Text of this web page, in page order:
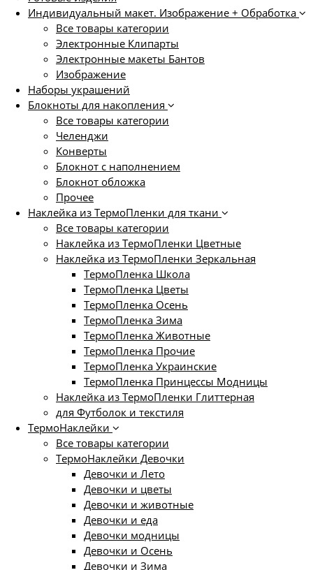
Индивидуальный макет. Изображение + Обработка
Все товары категории
Электронные Клипарты
Электронные макеты Бантов
Изображение
Наборы украшений
Блокноты для накопления
Все товары категории
Челенджи
Конверты
Блокнот с наполнением
Блокнот обложка
Прочее
Наклейка из ТермоПленки для ткани
Все товары категории
Наклейка из ТермоПленки Цветные
Наклейка из ТермоПленки Зеркальная
ТермоПленка Школа
ТермоПленка Цветы
ТермоПленка Осень
ТермоПленка Зима
ТермоПленка Животные
ТермоПленка Прочие
ТермоПленка Украинские
ТермоПленка Принцессы Модницы
Наклейка из ТермоПленки Глиттерная
для Футболок и текстиля
ТермоНаклейки
Все товары категории
ТермоНаклейки Девочки
Девочки и Лето
Девочки и цветы
Девочки и животные
Девочки и еда
Девочки модницы
Девочки и Осень
Девочки и Зима